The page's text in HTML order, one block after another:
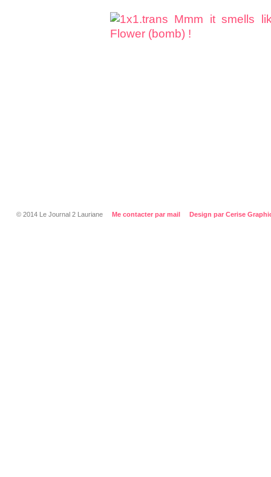
© 2014 Le Journal 2 Lauriane Me contacter par mail Design par Cerise